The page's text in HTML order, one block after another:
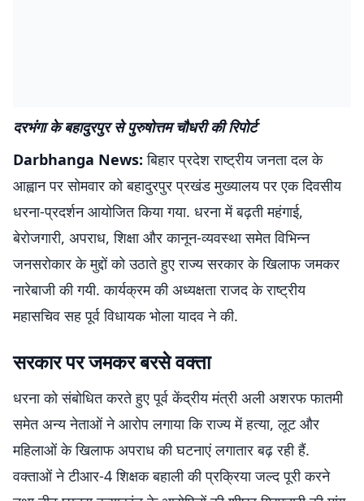
दरभंगा के बहादुरपुर से पुरुषोत्तम चौधरी की रिपोर्ट
Darbhanga News: बिहार प्रदेश राष्ट्रीय जनता दल के
आह्वान पर सोमवार को बहादुरपुर प्रखंड मुख्यालय पर एक दिवसीय
धरना-प्रदर्शन आयोजित किया गया. धरना में बढ़ती महंगाई,
बेरोजगारी, अपराध, शिक्षा और कानून-व्यवस्था समेत विभिन्न
जनसरोकार के मुद्दों को उठाते हुए राज्य सरकार के खिलाफ जमकर
नारेबाजी की गयी. कार्यक्रम की अध्यक्षता राजद के राष्ट्रीय
महासचिव सह पूर्व विधायक भोला यादव ने की.
सरकार पर जमकर बरसे वक्ता
धरना को संबोधित करते हुए पूर्व केंद्रीय मंत्री अली अशरफ फातमी
समेत अन्य नेताओं ने आरोप लगाया कि राज्य में हत्या, लूट और
महिलाओं के खिलाफ अपराध की घटनाएं लगातार बढ़ रही हैं.
वक्ताओं ने टीआर-4 शिक्षक बहाली की प्रक्रिया जल्द पूरी करने